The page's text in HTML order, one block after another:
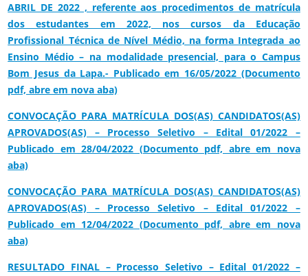
ABRIL DE 2022 , referente aos procedimentos de matrícula
dos estudantes em 2022, nos cursos da Educação
Profissional Técnica de Nível Médio, na forma Integrada ao
Ensino Médio – na modalidade presencial, para o Campus
Bom Jesus da Lapa.- Publicado em 16/05/2022 (Documento
pdf, abre em nova aba)
CONVOCAÇÃO PARA MATRÍCULA DOS(AS) CANDIDATOS(AS)
APROVADOS(AS) – Processo Seletivo – Edital 01/2022 –
Publicado em 28/04/2022 (Documento pdf, abre em nova
aba)
CONVOCAÇÃO PARA MATRÍCULA DOS(AS) CANDIDATOS(AS)
APROVADOS(AS) – Processo Seletivo – Edital 01/2022 –
Publicado em 12/04/2022 (Documento pdf, abre em nova
aba)
RESULTADO FINAL – Processo Seletivo – Edital 01/2022 –